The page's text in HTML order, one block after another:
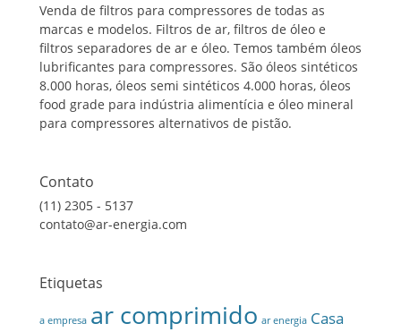
Venda de filtros para compressores de todas as
marcas e modelos. Filtros de ar, filtros de óleo e
filtros separadores de ar e óleo. Temos também óleos
lubrificantes para compressores. São óleos sintéticos
8.000 horas, óleos semi sintéticos 4.000 horas, óleos
food grade para indústria alimentícia e óleo mineral
para compressores alternativos de pistão.
Contato
(11) 2305 - 5137
contato@ar-energia.com
Etiquetas
a empresa ar comprimido ar energia Casa